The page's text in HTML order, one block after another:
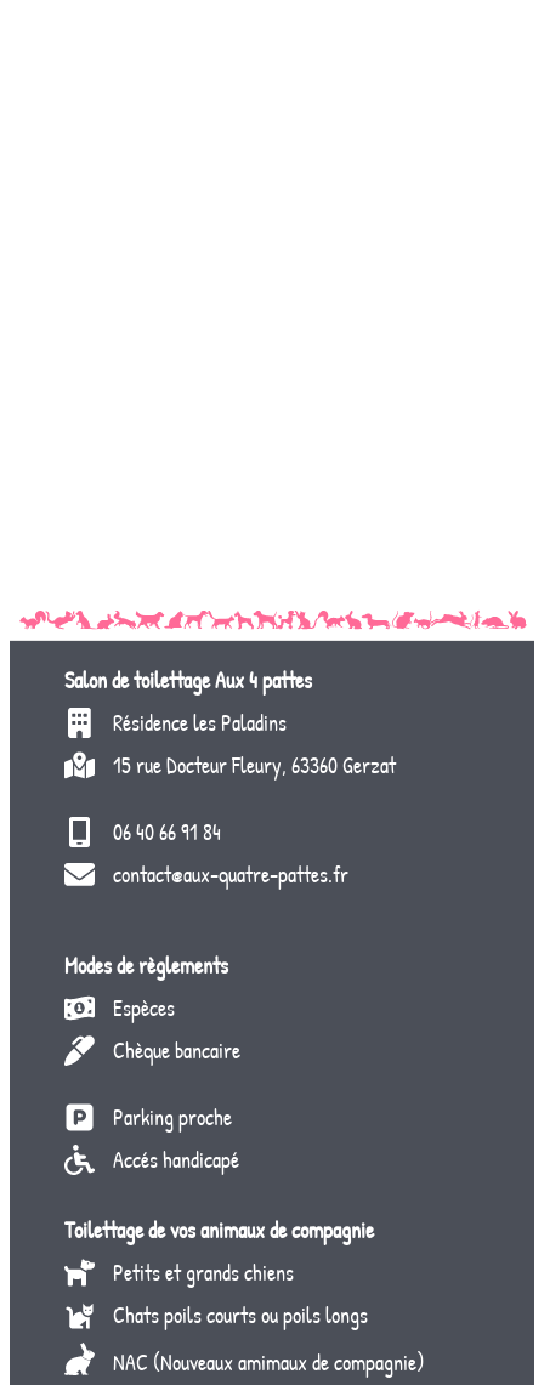
Salon de toilettageAux 4 pattes
Résidence les Paladins
15 rue Docteur Fleury, 63360 Gerzat
06 40 66 91 84
contact@aux-quatre-pattes.fr
Modes de règlements
Espèces
Chèque bancaire
Parking proche
Accés handicapé
Toilettage de vos animaux de compagnie
Petits et grands chiens
Chats poils courts ou poils longs
NAC (Nouveaux amimaux de compagnie)